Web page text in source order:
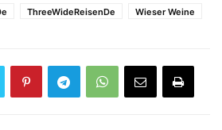
ThreeWideReisenDe Wieser Weine